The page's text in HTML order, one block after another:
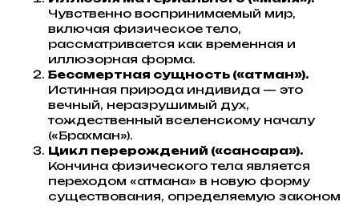
Чувственно воспринимаемый мир,
включая физическое тело,
рассматривается как временная и
иллюзорная форма.
Бессмертная сущность («атман»).
Истинная природа индивида — это
вечный, неразрушимый дух,
тождественный вселенскому началу
(«Брахман»).
Цикл перерождений («сансара»).
Кончина физического тела является
переходом «атмана» в новую форму
существования, определяемую законом